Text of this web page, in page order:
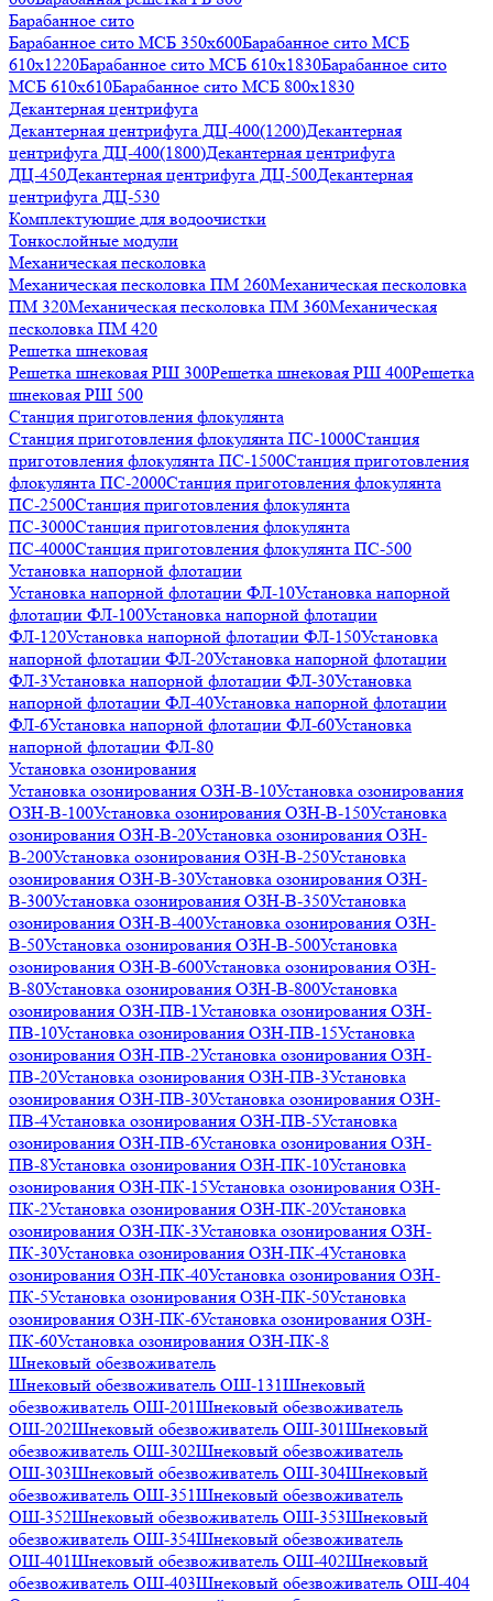
Барабанное сито
Барабанное сито МСБ 350x600Барабанное сито МСБ
610x1220Барабанное сито МСБ 610x1830Барабанное сито
МСБ 610x610Барабанное сито МСБ 800x1830
Декантерная центрифуга
Декантерная центрифуга ДЦ-400(1200)Декантерная
центрифуга ДЦ-400(1800)Декантерная центрифуга
ДЦ-450Декантерная центрифуга ДЦ-500Декантерная
центрифуга ДЦ-530
Комплектующие для водоочистки
Тонкослойные модули
Механическая песколовка
Механическая песколовка ПM 260Механическая песколовка
ПM 320Механическая песколовка ПM 360Механическая
песколовка ПM 420
Решетка шнековая
Решетка шнековая РШ 300Решетка шнековая РШ 400Решетка
шнековая РШ 500
Станция приготовления флокулянта
Станция приготовления флокулянта ПС-1000Станция
приготовления флокулянта ПС-1500Станция приготовления
флокулянта ПС-2000Станция приготовления флокулянта
ПС-2500Станция приготовления флокулянта
ПС-3000Станция приготовления флокулянта
ПС-4000Станция приготовления флокулянта ПС-500
Установка напорной флотации
Установка напорной флотации ФЛ-10Установка напорной
флотации ФЛ-100Установка напорной флотации
ФЛ-120Установка напорной флотации ФЛ-150Установка
напорной флотации ФЛ-20Установка напорной флотации
ФЛ-3Установка напорной флотации ФЛ-30Установка
напорной флотации ФЛ-40Установка напорной флотации
ФЛ-6Установка напорной флотации ФЛ-60Установка
напорной флотации ФЛ-80
Установка озонирования
Установка озонирования ОЗН-В-10Установка озонирования
ОЗН-В-100Установка озонирования ОЗН-В-150Установка
озонирования ОЗН-В-20Установка озонирования ОЗН-
В-200Установка озонирования ОЗН-В-250Установка
озонирования ОЗН-В-30Установка озонирования ОЗН-
В-300Установка озонирования ОЗН-В-350Установка
озонирования ОЗН-В-400Установка озонирования ОЗН-
В-50Установка озонирования ОЗН-В-500Установка
озонирования ОЗН-В-600Установка озонирования ОЗН-
В-80Установка озонирования ОЗН-В-800Установка
озонирования ОЗН-ПВ-1Установка озонирования ОЗН-
ПВ-10Установка озонирования ОЗН-ПВ-15Установка
озонирования ОЗН-ПВ-2Установка озонирования ОЗН-
ПВ-20Установка озонирования ОЗН-ПВ-3Установка
озонирования ОЗН-ПВ-30Установка озонирования ОЗН-
ПВ-4Установка озонирования ОЗН-ПВ-5Установка
озонирования ОЗН-ПВ-6Установка озонирования ОЗН-
ПВ-8Установка озонирования ОЗН-ПК-10Установка
озонирования ОЗН-ПК-15Установка озонирования ОЗН-
ПК-2Установка озонирования ОЗН-ПК-20Установка
озонирования ОЗН-ПК-3Установка озонирования ОЗН-
ПК-30Установка озонирования ОЗН-ПК-4Установка
озонирования ОЗН-ПК-40Установка озонирования ОЗН-
ПК-5Установка озонирования ОЗН-ПК-50Установка
озонирования ОЗН-ПК-6Установка озонирования ОЗН-
ПК-60Установка озонирования ОЗН-ПК-8
Шнековый обезвоживатель
Шнековый обезвоживатель ОШ-131Шнековый
обезвоживатель ОШ-201Шнековый обезвоживатель
ОШ-202Шнековый обезвоживатель ОШ-301Шнековый
обезвоживатель ОШ-302Шнековый обезвоживатель
ОШ-303Шнековый обезвоживатель ОШ-304Шнековый
обезвоживатель ОШ-351Шнековый обезвоживатель
ОШ-352Шнековый обезвоживатель ОШ-353Шнековый
обезвоживатель ОШ-354Шнековый обезвоживатель
ОШ-401Шнековый обезвоживатель ОШ-402Шнековый
обезвоживатель ОШ-403Шнековый обезвоживатель ОШ-404